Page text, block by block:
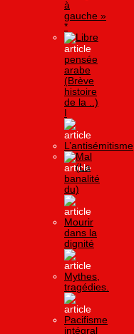
à
gauche »
*
Libre
pensée
arabe
(Brève
histoire
de la ..)
L’antisémitisme
Mal
(La
banalité
du)
Mourir
dans la
dignité
Mythes,
tragédies.
Pacifisme
intégral